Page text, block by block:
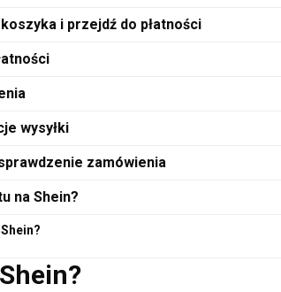
i przejdź do płatności
wysyłki
zamówienia
na Shein?